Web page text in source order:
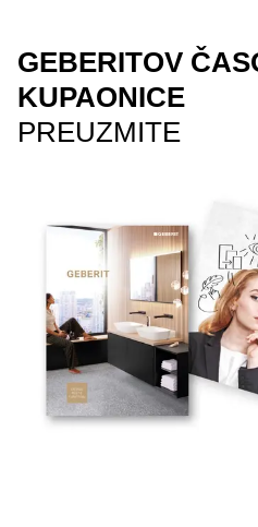
GEBERITOV
KUPAONICE
PREUZMITE